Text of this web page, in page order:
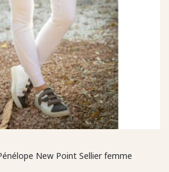
New Point Sellier femme